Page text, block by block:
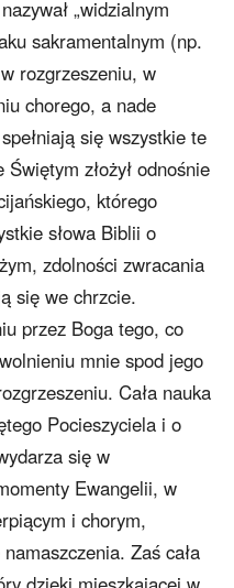
„widzialnym
sakramentalnym (np.
rozgrzeszeniu, w
chorego, a nade
się wszystkie te
złożył odnośnie
którego
słowa Biblii o
zdolności zwracania
się we chrzcie.
przez Boga tego, co
mnie spod jego
Cała nauka
Pocieszyciela i o
się w
Ewangelii, w
i chorym,
Zaś cała